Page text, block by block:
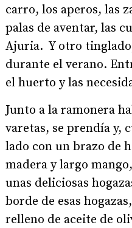
carro, los aperos, las
palas de aventar, las
Ajuria. Y otro
durante el verano.
el huerto y las
Junto a la ramonera
varetas, se prendía y,
lado con un brazo de
madera y largo
unas deliciosas
borde de esas
relleno de aceite de